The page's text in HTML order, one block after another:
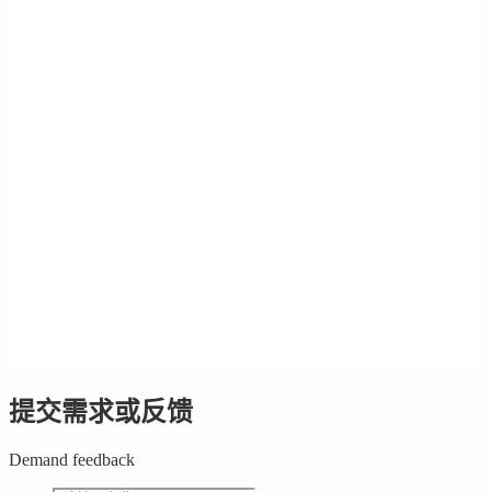
提交需求或反馈
Demand feedback